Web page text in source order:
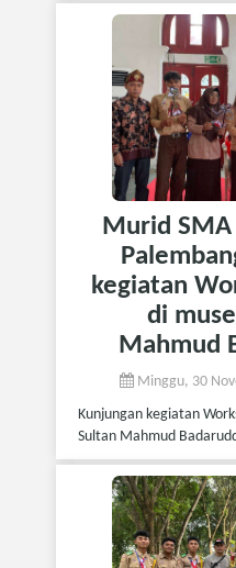
Murid SMA
kegiatan
di
Mahmud
Minggu, 30
Kunjungan kegiatan
Sultan Mahmud